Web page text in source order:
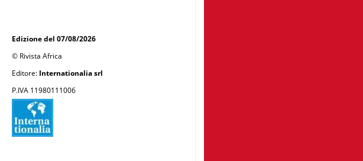
Edizione del 07/08/2026
© Rivista Africa
Editore: Internationalia srl
P.IVA 11980111006